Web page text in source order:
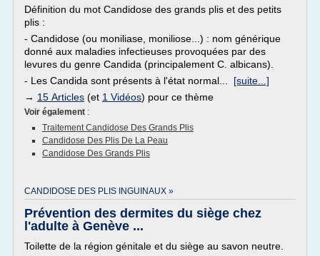
Définition du mot Candidose des grands plis et des petits
plis :
- Candidose (ou moniliase, moniliose...) : nom générique
donné aux maladies infectieuses provoquées par des
levures du genre Candida (principalement C. albicans).
- Les Candida sont présents à l'état normal... [suite...]
→ 15 Articles (et 1 Vidéos) pour ce thème
Voir également :
Traitement Candidose Des Grands Plis
Candidose Des Plis De La Peau
Candidose Des Grands Plis
CANDIDOSE DES PLIS INGUINAUX »
Prévention des dermites du siège chez
l'adulte à Genève ...
Toilette de la région génitale et du siège au savon neutre.